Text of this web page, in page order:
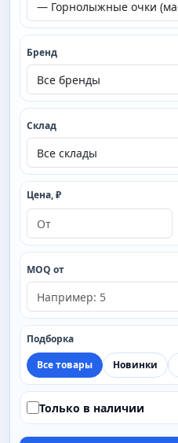
Бренд
Склад
Цена, ₽
MOQ от
Подборка
Все товары
Новинки
Только в наличии